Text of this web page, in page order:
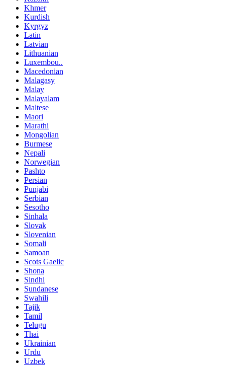
Khmer
Kurdish
Kyrgyz
Latin
Latvian
Lithuanian
Luxembou..
Macedonian
Malagasy
Malay
Malayalam
Maltese
Maori
Marathi
Mongolian
Burmese
Nepali
Norwegian
Pashto
Persian
Punjabi
Serbian
Sesotho
Sinhala
Slovak
Slovenian
Somali
Samoan
Scots Gaelic
Shona
Sindhi
Sundanese
Swahili
Tajik
Tamil
Telugu
Thai
Ukrainian
Urdu
Uzbek